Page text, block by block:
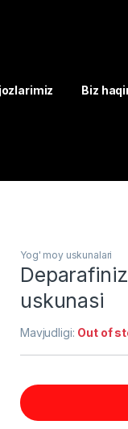
Biz
Yog' moy uskunalari
uskunasi
Mavjudligi: Out of